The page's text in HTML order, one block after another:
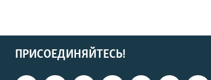
ПРИСОЕДИНЯЙТЕСЬ!